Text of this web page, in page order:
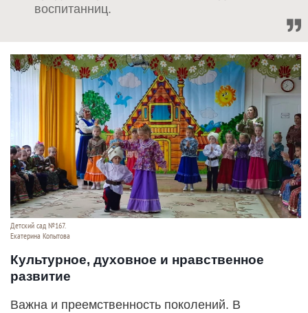
воспитанниц.
Детский сад №167.
Екатерина Копытова
Культурное, духовное и нравственное
развитие
Важна и преемственность поколений. В